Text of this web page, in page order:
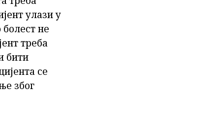
улази у
не
треба
бити
се
због